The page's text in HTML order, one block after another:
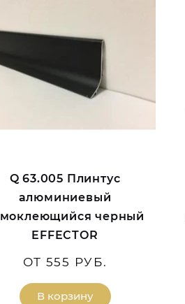
Q 63.005 Плинтус
алюминиевый
черный
EFFECTOR
ОТ 555 РУБ.
В корзину